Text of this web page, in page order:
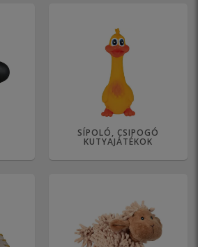
SÍPOLÓ, CSIPOGÓ
KUTYAJÁTÉKOK